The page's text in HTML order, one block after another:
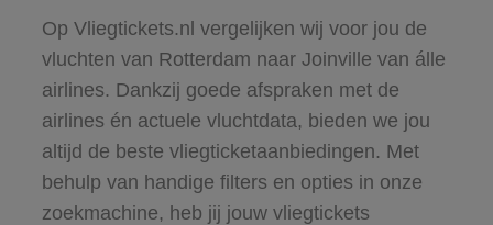
Op Vliegtickets.nl vergelijken wij voor jou de
vluchten van Rotterdam naar Joinville van álle
airlines. Dankzij goede afspraken met de
airlines én actuele vluchtdata, bieden we jou
altijd de beste vliegticketaanbiedingen. Met
behulp van handige filters en opties in onze
zoekmachine, heb jij jouw vliegtickets